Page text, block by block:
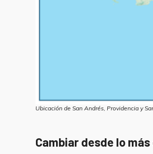
Ubicación de San Andrés, Providencia y
Cambiar desde lo